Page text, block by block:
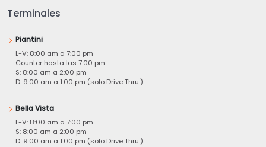
Terminales
Piantini
L-V: 8:00 am a 7:00 pm
Counter hasta las 7:00 pm
S: 8:00 am a 2:00 pm
D: 9:00 am a 1:00 pm (solo Drive Thru.)
Bella Vista
L-V: 8:00 am a 7:00 pm
S: 8:00 am a 2:00 pm
D: 9:00 am a 1:00 pm (solo Drive Thru.)